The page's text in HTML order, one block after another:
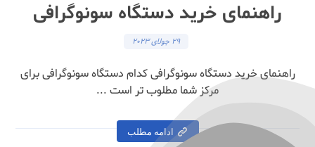
راهنمای خرید دستگاه سونوگرافی
29 جولای 2023
راهنمای خرید دستگاه سونوگرافی کدام دستگاه سونوگرافی برای
مرکز شما مطلوب تر است ...
ادامه مطلب